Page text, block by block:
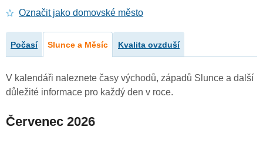
Označit jako domovské město
Počasí Slunce a Měsíc Kvalita ovzduší
V kalendáři naleznete časy východů, západů Slunce a další
důležité informace pro každý den v roce.
Červenec 2026